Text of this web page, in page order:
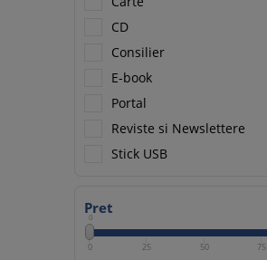
CD
Consilier
E-book
Portal
Reviste si Newslettere
Stick USB
Pret
0
0 25 50 75